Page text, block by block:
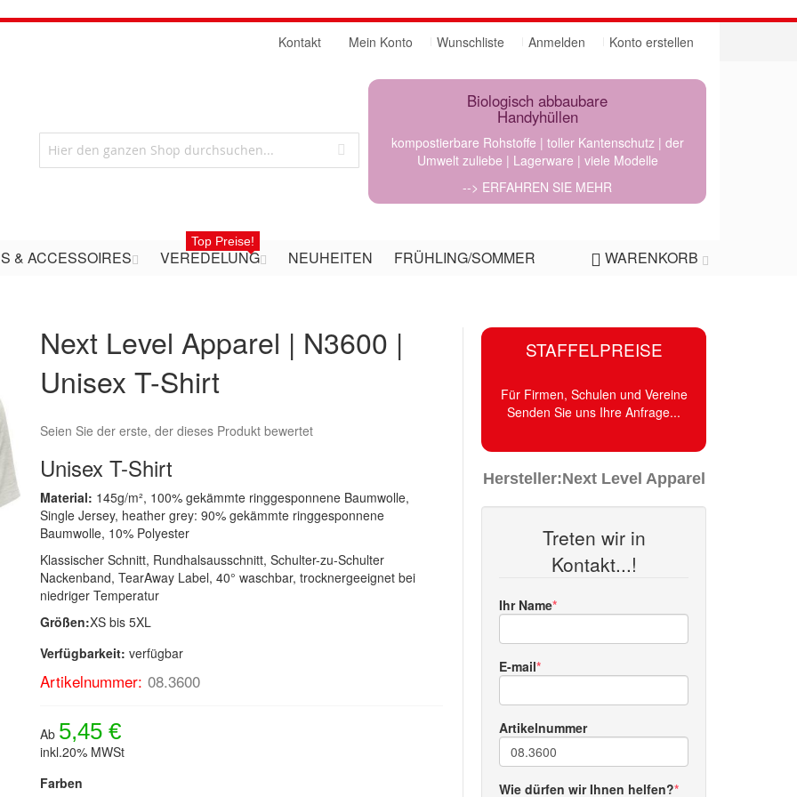
Mein Konto Wunschliste Anmelden Konto erstellen
Kontakt
Biologisch abbaubare
Handyhüllen
kompostierbare Rohstoffe | toller Kantenschutz | der
Umwelt zuliebe | Lagerware | viele Modelle
--> ERFAHREN SIE MEHR
WARENKORB
& ACCESSOIRES VEREDELUNG
Top Preise!
NEUHEITEN FRÜHLING/SOMMER
Next Level Apparel | N3600 |
Unisex T-Shirt
Seien Sie der erste, der dieses Produkt bewertet
Unisex T-Shirt
Material: 145g/m², 100% gekämmte ringgesponnene Baumwolle,
Single Jersey, heather grey: 90% gekämmte ringgesponnene
Baumwolle, 10% Polyester
Klassischer Schnitt, Rundhalsausschnitt, Schulter-zu-Schulter
Nackenband, TearAway Label, 40° waschbar, trocknergeeignet bei
niedriger Temperatur
Größen:XS bis 5XL
Verfügbarkeit: verfügbar
Artikelnummer: 08.3600
Ab 5,45 €
inkl.20% MWSt
Farben
STAFFELPREISE
Für Firmen, Schulen und Vereine
Senden Sie uns Ihre Anfrage...
Hersteller:Next Level Apparel
Treten wir in
Kontakt...!
Ihr Name
E-mail
Artikelnummer
Wie dürfen wir Ihnen helfen?